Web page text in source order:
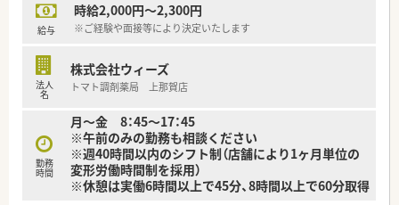
給与
時給2,000円～2,300円
※ご経験や面接等により決定いたします
法人
名
株式会社ウィーズ
トマト調剤薬局 上那賀店
勤務
時間
月～金 8：45～17：45
※午前のみの勤務も相談ください
※週40時間以内のシフト制（店舗により1ヶ月単位の
変形労働時間制を採用）
※休憩は実働6時間以上で45分、8時間以上で60分取得